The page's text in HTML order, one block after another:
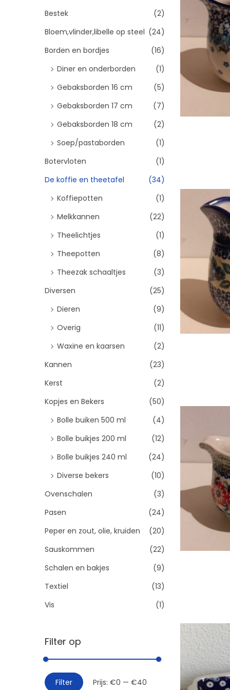
e
n
n
a
Bestek
(2)
Bloem,vlinder,libelle op steel (24)
Borden en bordjes
(16)
Diner en onderborden
(1)
Gebaksborden 16 cm
(5)
Gebaksborden 17 cm
(7)
Gebaksborden 18 cm
(2)
Soep/pastaborden
(1)
Botervloten
(1)
De koffie en theetafel
(34)
Koffiepotten
(1)
Melkkannen
(22)
Theelichtjes
(1)
Theepotten
(8)
Theezak schaaltjes
(3)
Diversen
(25)
Dieren
(9)
Overig
(11)
Waxine en kaarsen
(2)
Kannen
(23)
Kerst
(2)
Kopjes en Bekers
(50)
Bolle buiken 500 ml
(4)
Bolle buikjes 200 ml
(12)
Bolle buikjes 240 ml
(24)
Diverse bekers
(10)
Ovenschalen
(3)
Pasen
(24)
Peper en zout, olie, kruiden
(20)
Sauskommen
(22)
Schalen en bakjes
(9)
Textiel
(13)
Vis
(1)
Filter op
M
M
Filter Prijs: €0 — €40